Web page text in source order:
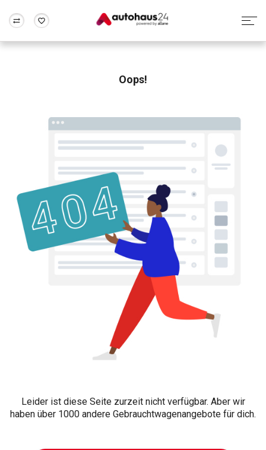
Rund um die Inzahlungnahme
Oops!
Leider ist diese Seite zurzeit nicht verfügbar. Aber wir
haben über 1000 andere Gebrauchtwagenangebote für dich.